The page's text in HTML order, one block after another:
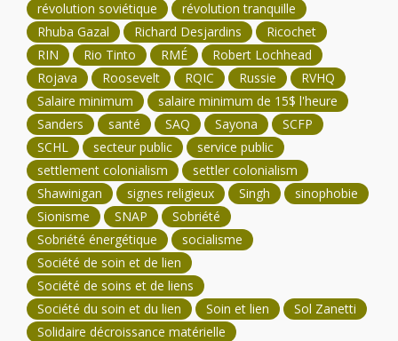
révolution soviétique
révolution tranquille
Rhuba Gazal
Richard Desjardins
Ricochet
RIN
Rio Tinto RMÉ
Robert Lochhead
Rojava
Roosevelt RQIC Russie
RVHQ
Salaire minimum
salaire minimum de 15$ l'heure
Sanders
santé SAQ Sayona
SCFP
SCHL
secteur public
service public
settlement colonialism
settler colonialism
Shawinigan
signes religieux Singh
sinophobie
Sionisme
SNAP
Sobriété
Sobriété énergétique
socialisme
Société de soin et de lien
Société de soins et de liens
Société du soin et du lien
Soin et lien
Sol Zanetti
Solidaire décroissance matérielle